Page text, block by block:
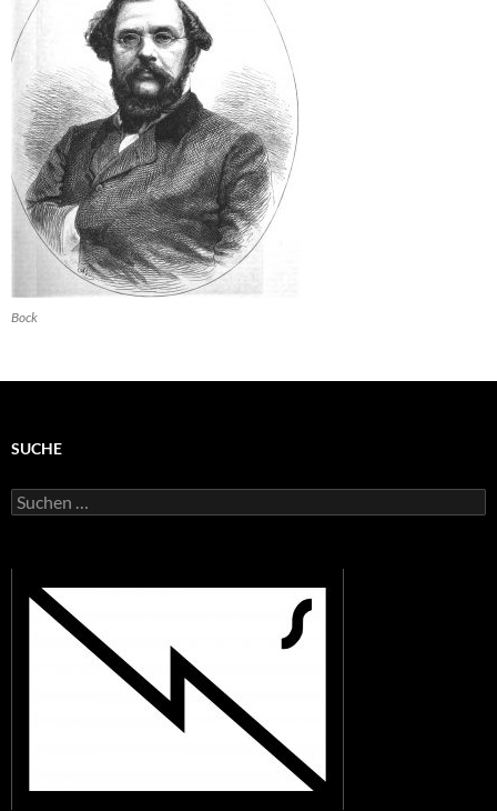
Bock
SUCHE
Suchen
nach: